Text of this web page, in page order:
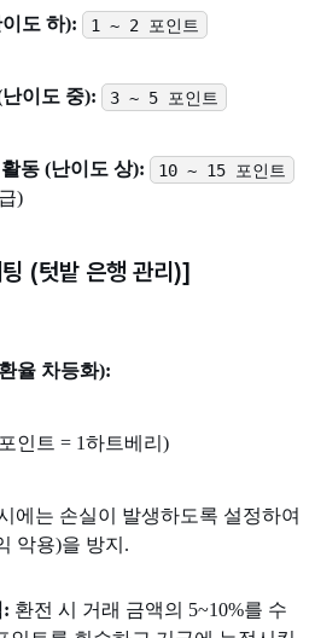
도 하):
1 ~ 2 포인트
이도 중):
3 ~ 5 포인트
동 (난이도 상):
10 ~ 15 포인트
)
(텃밭 은행 관리)]
율 차등화):
인트 = 1하트베리)
에는 손실이 발생하도록 설정하여
악용)을 방지.
: 환전 시 거래 금액의 5~10%를 수